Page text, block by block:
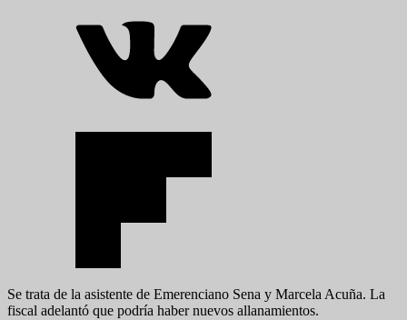
Se trata de la asistente de Emerenciano Sena y Marcela Acuña. La
fiscal adelantó que podría haber nuevos allanamientos.